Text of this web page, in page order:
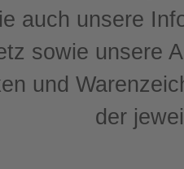
auch unsere
sowie unsere
und
der